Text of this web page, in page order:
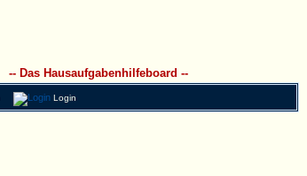
-- Das Hausaufgabenhilfeboard --
Login